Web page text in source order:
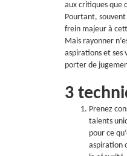
aux critiques que
Pourtant,
frein majeur à
Mais rayonner
aspirations et ses
porter de
3
Prenez
talents
pour ce
aspiration